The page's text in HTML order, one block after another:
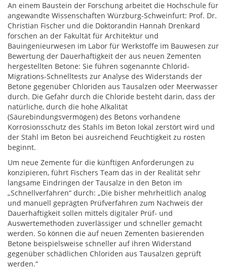
An einem Baustein der Forschung arbeitet die Hochschule für
angewandte Wissenschaften Würzburg-Schweinfurt: Prof. Dr.
Christian Fischer und die Doktorandin Hannah Drenkard
forschen an der Fakultät für Architektur und
Bauingenieurwesen im Labor für Werkstoffe im Bauwesen zur
Bewertung der Dauerhaftigkeit der aus neuen Zementen
hergestellten Betone: Sie führen sogenannte Chlorid-
Migrations-Schnelltests zur Analyse des Widerstands der
Betone gegenüber Chloriden aus Tausalzen oder Meerwasser
durch. Die Gefahr durch die Chloride besteht darin, dass der
natürliche, durch die hohe Alkalität
(Säurebindungsvermögen) des Betons vorhandene
Korrosionsschutz des Stahls im Beton lokal zerstört wird und
der Stahl im Beton bei ausreichend Feuchtigkeit zu rosten
beginnt.
Um neue Zemente für die künftigen Anforderungen zu
konzipieren, führt Fischers Team das in der Realität sehr
langsame Eindringen der Tausalze in den Beton im
„Schnellverfahren“ durch: „Die bisher mehrheitlich analog
und manuell geprägten Prüfverfahren zum Nachweis der
Dauerhaftigkeit sollen mittels digitaler Prüf- und
Auswertemethoden zuverlässiger und schneller gemacht
werden. So können die auf neuen Zementen basierenden
Betone beispielsweise schneller auf ihren Widerstand
gegenüber schädlichen Chloriden aus Tausalzen geprüft
werden.“